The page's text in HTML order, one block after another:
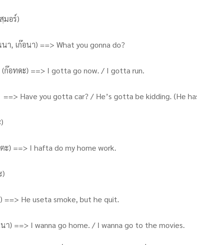
มอร์)
า, เก๊อนา) ==> What you gonna do?
อทดะ) ==> I gotta go now. / I gotta run.
Have you gotta car? / He’s gotta be kidding. (He
) ==> I hafta do my home work.
)
==> He useta smoke, but he quit.
) ==> I wanna go home. / I wanna go to the movies.